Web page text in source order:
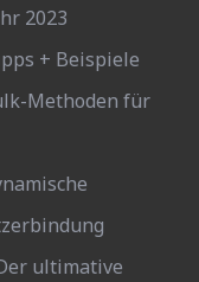
2023
+ Beispiele
Methoden für
ultimative